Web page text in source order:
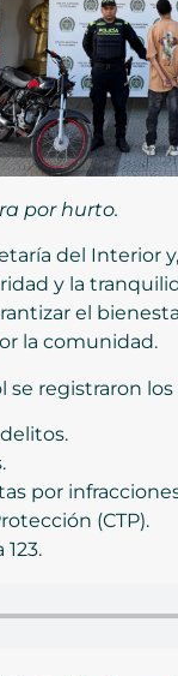
por hurto.
del
y la
el
la comunidad.
registraron
por
(CTP).